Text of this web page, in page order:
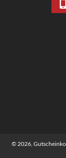
© 2026,